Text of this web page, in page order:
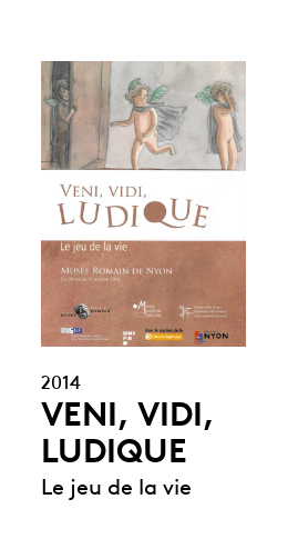
2014
VENI, VIDI,
LUDIQUE
Le jeu de la vie